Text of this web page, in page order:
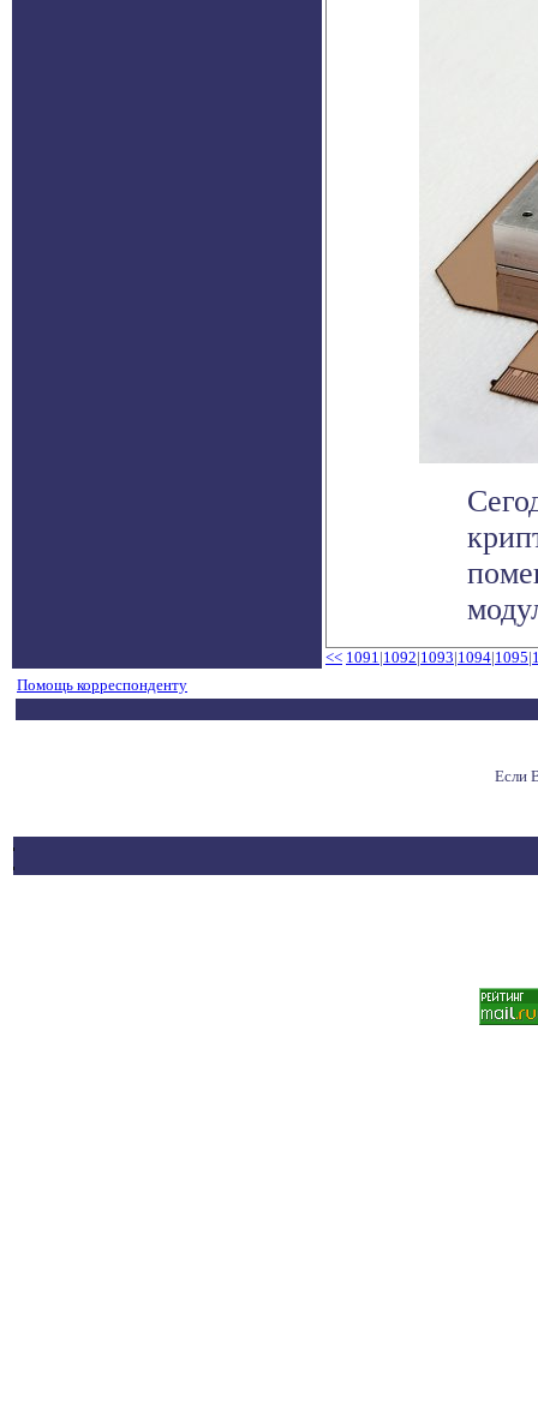
<< 1091|1092|1093|1094|1095|
Помощь корреспонденту
Если